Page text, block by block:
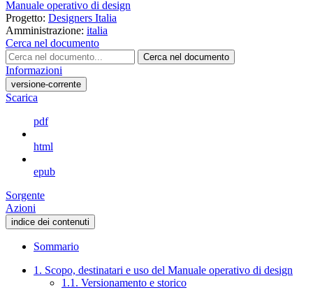
Manuale operativo di design
Progetto: Designers Italia
Amministrazione: italia
Cerca nel documento
Cerca nel documento
Informazioni
versione-corrente
Scarica
pdf
html
epub
Sorgente
Azioni
indice dei contenuti
Sommario
1. Scopo, destinatari e uso del Manuale operativo di design
1.1. Versionamento e storico